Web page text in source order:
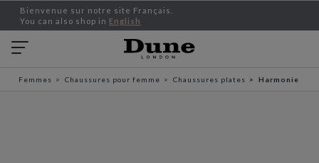
Bienvenue sur notre site Français.
You can also shop in English
Femmes Chaussures pour femme Chaussures plates Harmonie -